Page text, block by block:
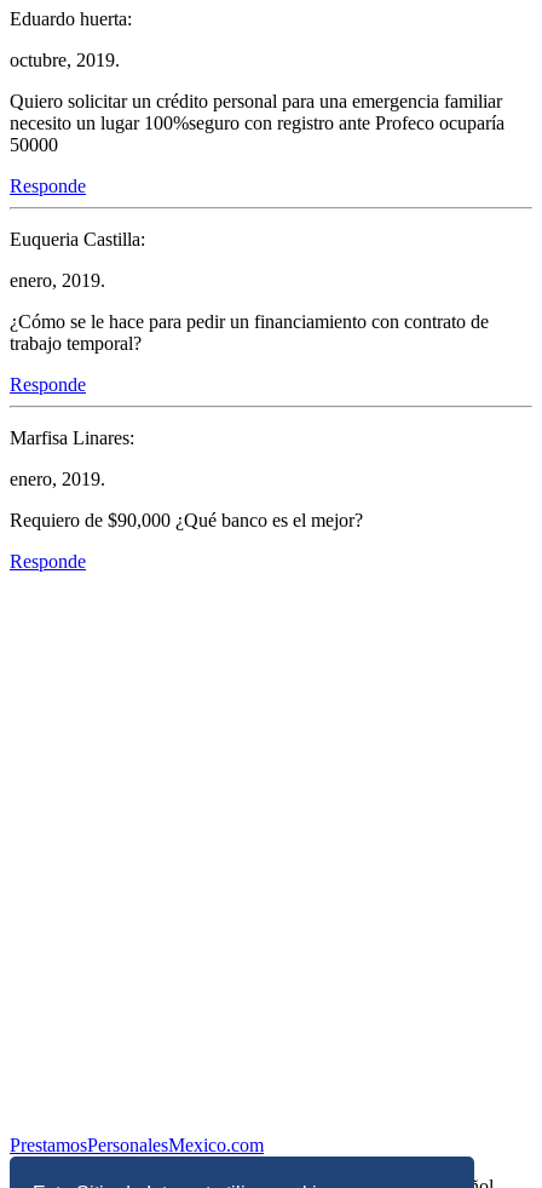
Eduardo huerta:
octubre, 2019.
Quiero solicitar un crédito personal para una emergencia familiar
necesito un lugar 100%seguro con registro ante Profeco ocuparía
50000
Responde
Euqueria Castilla:
enero, 2019.
¿Cómo se le hace para pedir un financiamiento con contrato de
trabajo temporal?
Responde
Marfisa Linares:
enero, 2019.
Requiero de $90,000 ¿Qué banco es el mejor?
Responde
PrestamosPersonalesMexico.com